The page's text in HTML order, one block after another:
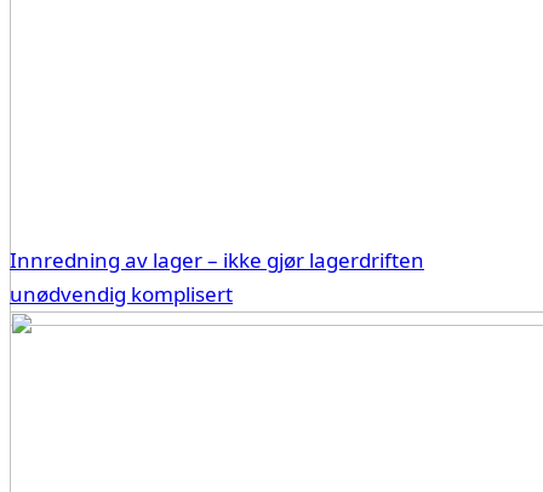
Innredning av lager – ikke gjør lagerdriften
unødvendig komplisert